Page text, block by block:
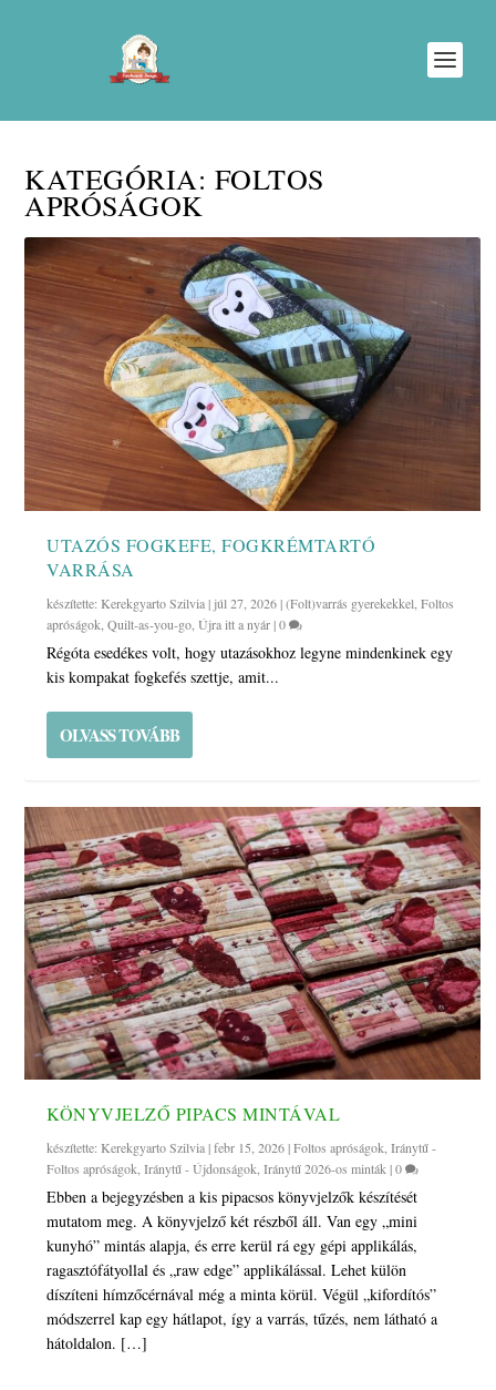
KATEGÓRIA: FOLTOS
APRÓSÁGOK
UTAZÓS FOGKEFE, FOGKRÉMTARTÓ
VARRÁSA
készítette:Kerekgyarto Szilvia| júl 27, 2026|(Folt)varrás gyerekekkel ,Foltos
apróságok ,Quilt-as-you-go ,Újra itt a nyár|0
Régóta esedékes volt, hogy utazásokhoz legyne mindenkinek egy
kis kompakat fogkefés szettje, amit...
OLVASS TOVÁBB
KÖNYVJELZŐ PIPACS MINTÁVAL
készítette:Kerekgyarto Szilvia|febr 15, 2026|Foltos apróságok ,Iránytű -
Foltos apróságok ,Iránytű - Újdonságok ,Iránytű 2026-os minták |0
Ebben a bejegyzésben a kis pipacsos könyvjelzők készítését
mutatom meg. A könyvjelző két részből áll. Van egy „mini
kunyhó” mintás alapja, és erre kerül rá egy gépi applikálás,
ragasztófátyollal és „raw edge” applikálással. Lehet külön
díszíteni hímzőcérnával még a minta körül. Végül „kifordítós”
módszerrel kap egy hátlapot, így a varrás, tűzés, nem látható a
hátoldalon. […]